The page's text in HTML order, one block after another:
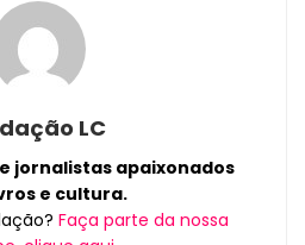
LC
jornalistas apaixonados
e cultura.
Faça parte da nossa